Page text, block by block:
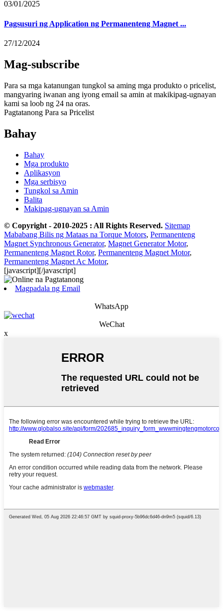
03/01/2025
Pagsusuri ng Application ng Permanenteng Magnet ...
27/12/2024
Mag-subscribe
Para sa mga katanungan tungkol sa aming mga produkto o pricelist,
mangyaring iwanan ang iyong email sa amin at makikipag-ugnayan
kami sa loob ng 24 na oras.
Pagtatanong Para sa Pricelist
Bahay
Bahay
Mga produkto
Aplikasyon
Mga serbisyo
Tungkol sa Amin
Balita
Makipag-ugnayan sa Amin
© Copyright - 2010-2025 : All Rights Reserved. Sitemap
Mababang Bilis ng Mataas na Torque Motors, Permanenteng
Magnet Synchronous Generator, Magnet Generator Motor,
Permanenteng Magnet Rotor, Permanenteng Magnet Motor,
Permanenteng Magnet Ac Motor,
[javascript][/javascript]
Magpadala ng Email
WhatsApp
WeChat
x